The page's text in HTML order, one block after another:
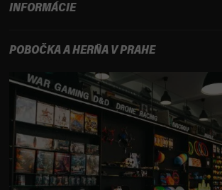
INFORMÁCIE
POBOČKA A HERŇA V PRAHE